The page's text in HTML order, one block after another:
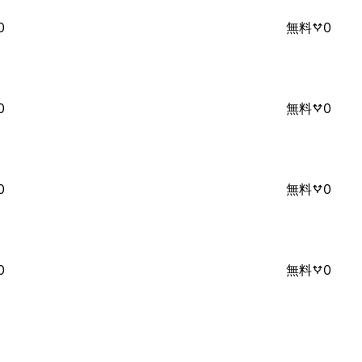
無料 0
無料 0
無料 0
無料 0